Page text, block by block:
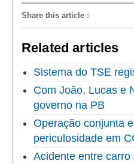
Share this article :
Related articles
Sistema do TSE
Com João, Lucas e
governo na PB
Operação conjunta
periculosidade em
Acidente entre